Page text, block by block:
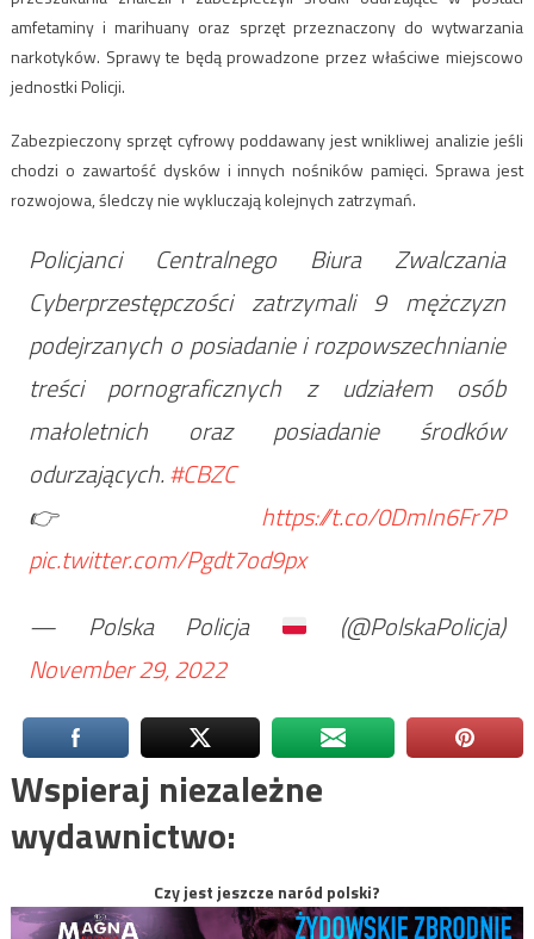
amfetaminy i marihuany oraz sprzęt przeznaczony do wytwarzania
narkotyków. Sprawy te będą prowadzone przez właściwe miejscowo
jednostki Policji.
Zabezpieczony sprzęt cyfrowy poddawany jest wnikliwej analizie jeśli
chodzi o zawartość dysków i innych nośników pamięci. Sprawa jest
rozwojowa, śledczy nie wykluczają kolejnych zatrzymań.
Policjanci Centralnego Biura Zwalczania
Cyberprzestępczości zatrzymali 9 mężczyzn
podejrzanych o posiadanie i rozpowszechnianie
treści pornograficznych z udziałem osób
małoletnich oraz posiadanie środków
odurzających.#CBZC
👉 https://t.co/0DmIn6Fr7P
pic.twitter.com/Pgdt7od9px
— Polska Policja
(@PolskaPolicja)
November 29, 2022
Wspieraj niezależne
wydawnictwo:
Czy jest jeszcze naród polski?